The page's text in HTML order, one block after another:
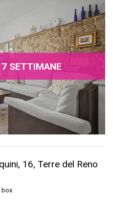
SETTIMANE
16, Terre del Reno
box